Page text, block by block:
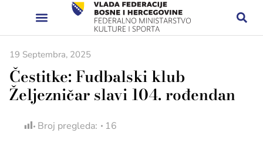
19 Septembra, 2025
Čestitke: Fudbalski klub
Željezničar slavi 104. rođendan
Broj pregleda: 16